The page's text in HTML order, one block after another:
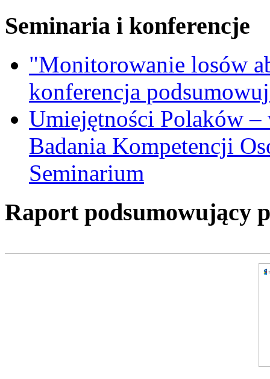
Seminaria i konferencje
"Monitorowanie losów
konferencja
Umiejętności Polaków
Badania Kompetencji
Seminarium
Raport podsumowujący